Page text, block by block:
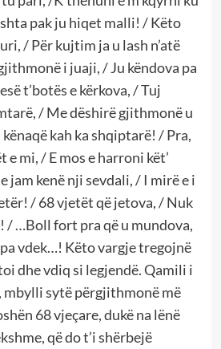
pak ju hiqet malli! / Këto
/ Për kujtim ja u lash n’atë
i juaji, / Ju këndova pa
t’botës e kërkova, / Tuj
/ Me dëshirë gjithmonë u
kënaqë kah ka shqiptarë! / Pra,
e mi, / E mos e harroni kët’
jam kenë nji sevdali, / I mirë e i
/ 68 vjetët që jetova, / Nuk
/ …Boll fort pra që u mundova,
pa vdek…! Këto vargje tregojnë
dhe vdiq si legjendë. Qamili i
sytë përgjithmonë më
68 vjeçare, dukë na lënë
që do t’i shërbejë